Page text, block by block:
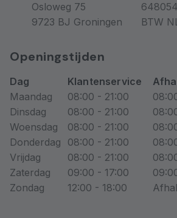
Osloweg 75
9723 BJ Groningen
BTW
Openingstijden
Dag Klantenservice
Maandag
08:00 - 21:00
Dinsdag
08:00 - 21:00
Woensdag
08:00 - 21:00
Donderdag
08:00 - 21:00
Vrijdag
08:00 - 21:00
Zaterdag
09:00 - 17:00
Zondag
12:00 - 18:00